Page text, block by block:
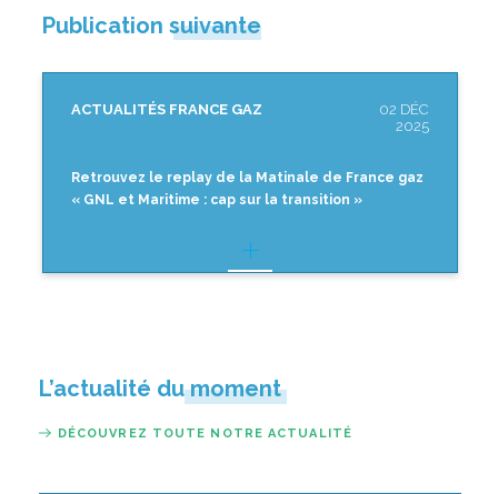
Publication suivante
ACTUALITÉS FRANCE GAZ
02 DÉC
2025
Retrouvez le replay de la Matinale de France gaz
« GNL et Maritime : cap sur la transition »
L’actualité du moment
DÉCOUVREZ TOUTE NOTRE ACTUALITÉ